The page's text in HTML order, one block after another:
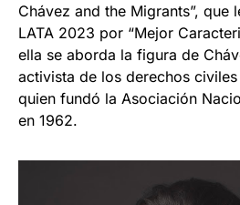
Chávez and the Migrants”, que
LATA 2023 por “Mejor
ella se aborda la figura de
activista de los derechos
quien fundó la Asociación
en 1962.